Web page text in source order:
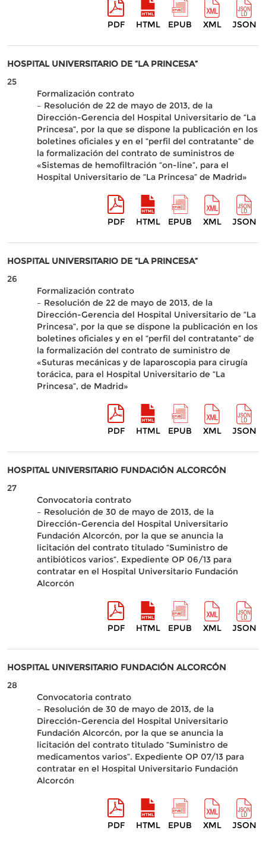
PDF HTML EPUB XML JSON
HOSPITAL UNIVERSITARIO DE “LA PRINCESA”
25
Formalización contrato
– Resolución de 22 de mayo de 2013, de la
Dirección-Gerencia del Hospital Universitario de “La
Princesa”, por la que se dispone la publicación en los
boletines oficiales y en el “perfil del contratante” de
la formalización del contrato de suministros de
«Sistemas de hemofiltración “on-line”, para el
Hospital Universitario de “La Princesa” de Madrid»
PDF HTML EPUB XML JSON
HOSPITAL UNIVERSITARIO DE “LA PRINCESA”
26
Formalización contrato
– Resolución de 22 de mayo de 2013, de la
Dirección-Gerencia del Hospital Universitario de “La
Princesa”, por la que se dispone la publicación en los
boletines oficiales y en el “perfil del contratante” de
la formalización del contrato de suministro de
«Suturas mecánicas y de laparoscopia para cirugía
torácica, para el Hospital Universitario de “La
Princesa”, de Madrid»
PDF HTML EPUB XML JSON
HOSPITAL UNIVERSITARIO FUNDACIÓN ALCORCÓN
27
Convocatoria contrato
– Resolución de 30 de mayo de 2013, de la
Dirección-Gerencia del Hospital Universitario
Fundación Alcorcón, por la que se anuncia la
licitación del contrato titulado “Suministro de
antibióticos varios”. Expediente OP 06/13 para
contratar en el Hospital Universitario Fundación
Alcorcón
PDF HTML EPUB XML JSON
HOSPITAL UNIVERSITARIO FUNDACIÓN ALCORCÓN
28
Convocatoria contrato
– Resolución de 30 de mayo de 2013, de la
Dirección-Gerencia del Hospital Universitario
Fundación Alcorcón, por la que se anuncia la
licitación del contrato titulado “Suministro de
medicamentos varios”. Expediente OP 07/13 para
contratar en el Hospital Universitario Fundación
Alcorcón
PDF HTML EPUB XML JSON